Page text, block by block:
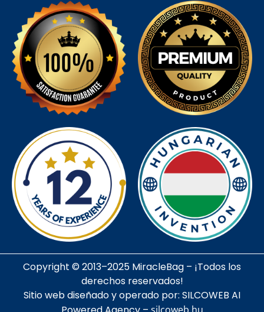
Copyright © 2013–2025 MiracleBag – ¡Todos los
derechos reservados!
Sitio web diseñado y operado por: SILCOWEB AI